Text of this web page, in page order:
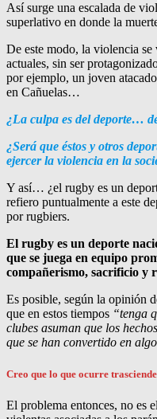
Así surge una escalada de
superlativo en donde la
De este modo, la violencia se
actuales, sin ser
por ejemplo, un joven
en Cañuelas…
¿La culpa es del deporte…
¿Será que éstos y otros
ejercer la violencia en la
Y así… ¿el rugby es un
refiero puntualmente a este
por rugbiers.
El rugby es un deporte
que se juega en equipo
compañerismo, sacrificio y
Es posible, según la opinión
que en estos tiempos “tenga
clubes asuman que los
que se han convertido en
Creo que lo que ocurre
El problema entonces, no es